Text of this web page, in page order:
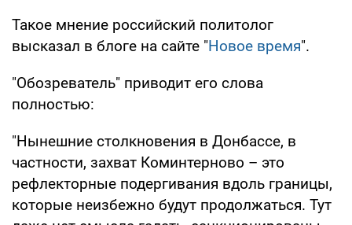
Такое мнение российский политолог
высказал в блоге на сайте "Новое время".
"Обозреватель" приводит его слова
полностью:
"Нынешние столкновения в Донбассе, в
частности, захват Коминтерново – это
рефлекторные подергивания вдоль границы,
которые неизбежно будут продолжаться. Тут